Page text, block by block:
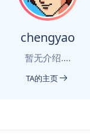
chengyao
暂无介绍....
TA的主页